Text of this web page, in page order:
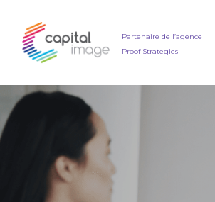
Partenaire de l’agence
Proof Strategies